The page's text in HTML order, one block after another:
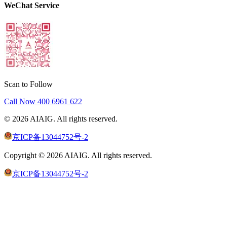
WeChat Service
Scan to Follow
Call Now 400 6961 622
© 2026 AIAIG. All rights reserved.
京ICP备13044752号-2
Copyright © 2026 AIAIG. All rights reserved.
京ICP备13044752号-2